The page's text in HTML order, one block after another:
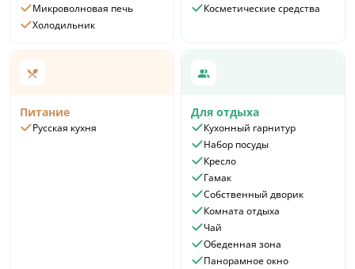
Микроволновая печь
Холодильник
Косметические средства
Питание
Русская кухня
Для отдыха
Кухонный гарнитур
Набор посуды
Кресло
Гамак
Собственный дворик
Комната отдыха
Чай
Обеденная зона
Панорамное окно